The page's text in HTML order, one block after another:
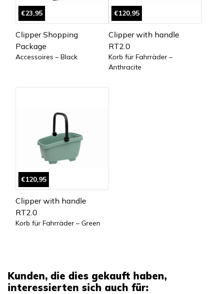
€23,95
Clipper Shopping
Package
Accessoires – Black
€120,95
Clipper with handle
RT2.0
Korb für Fahrräder –
Anthracite
€120,95
Clipper with handle
RT2.0
Korb für Fahrräder – Green
Kunden, die dies gekauft haben,
interessierten sich auch für: